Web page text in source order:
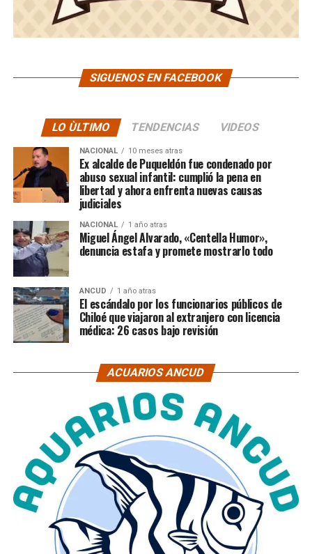
SIGUENOS EN FACEBOOK
LO ÙLTIMO TENDENCIAS VIDEOS
NACIONAL 10 meses atras
Ex alcalde de Puqueldón fue condenado por
abuso sexual infantil: cumplió la pena en
libertad y ahora enfrenta nuevas causas
judiciales
NACIONAL 1 año atras
Miguel Ángel Alvarado, «Centella Humor»,
denuncia estafa y promete mostrarlo todo
ANCUD 1 año atras
El escándalo por los funcionarios públicos de
Chiloé que viajaron al extranjero con licencia
médica: 26 casos bajo revisión
ACUARIOS ANCUD